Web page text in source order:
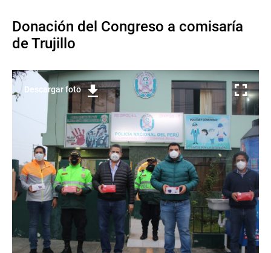
Donación del Congreso a comisaría
de Trujillo
Descargar foto